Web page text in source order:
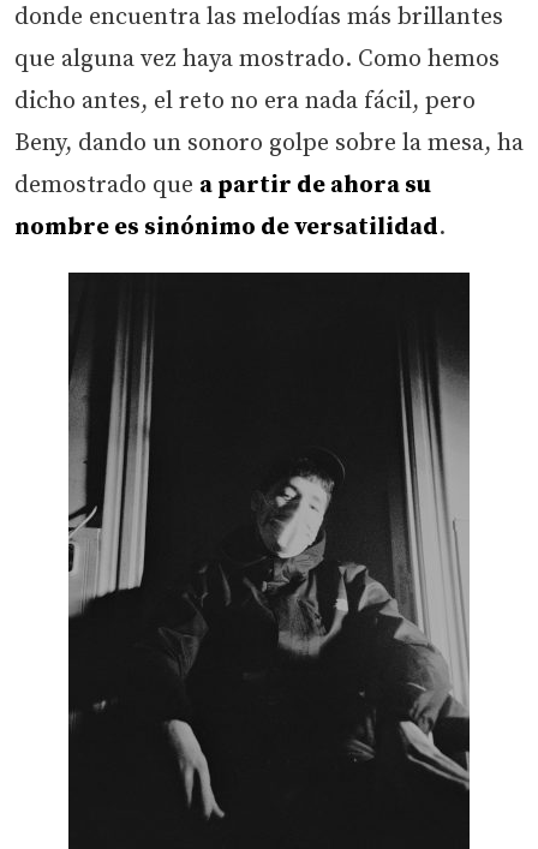
donde encuentra las melodías más brillantes
que alguna vez haya mostrado. Como hemos
dicho antes, el reto no era nada fácil, pero
Beny, dando un sonoro golpe sobre la mesa, ha
demostrado que a partir de ahora su
nombre es sinónimo de versatilidad.